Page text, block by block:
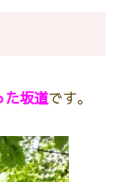
た坂道です。